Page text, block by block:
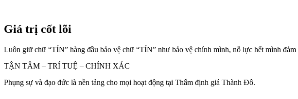
Giá trị cốt lõi
Luôn giữ chữ “TÍN” hàng đầu bảo vệ chữ “TÍN” như bảo vệ chính mình, nỗ lực hết mình đảm
TẬN TÂM – TRÍ TUỆ – CHÍNH XÁC
Phụng sự và đạo đức là nền tảng cho mọi hoạt động tại Thẩm định giá Thành Đô.